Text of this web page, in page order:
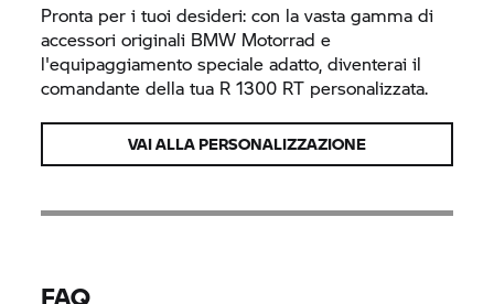
Pronta per i tuoi desideri: con la vasta gamma di
accessori originali BMW Motorrad e
l'equipaggiamento speciale adatto, diventerai il
comandante della tua R 1300 RT personalizzata.
VAI ALLA PERSONALIZZAZIONE
FAQ